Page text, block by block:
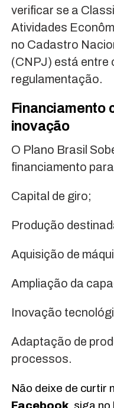
verificar se a
Atividades
no Cadastro
(CNPJ) está entre
regulamentação.
Financiamento
inovação
O Plano Brasil
financiamento
Capital de giro;
Produção
Aquisição de
Ampliação da
Inovação
Adaptação de
processos.
Não deixe de curtir
Facebook, siga no